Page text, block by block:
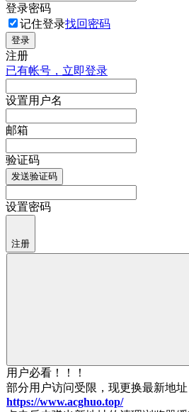
登录密码
记住登录找回密码
登录
注册
已有帐号，立即登录
设置用户名
邮箱
验证码
发送验证码
设置密码
注册
用户必看！！！
部分用户访问受限，现更换最新地址
https://www.acghuo.top/